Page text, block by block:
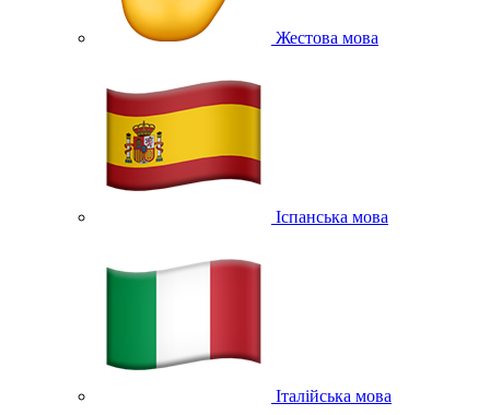
Жестова мова
Іспанська мова
Італійська мова